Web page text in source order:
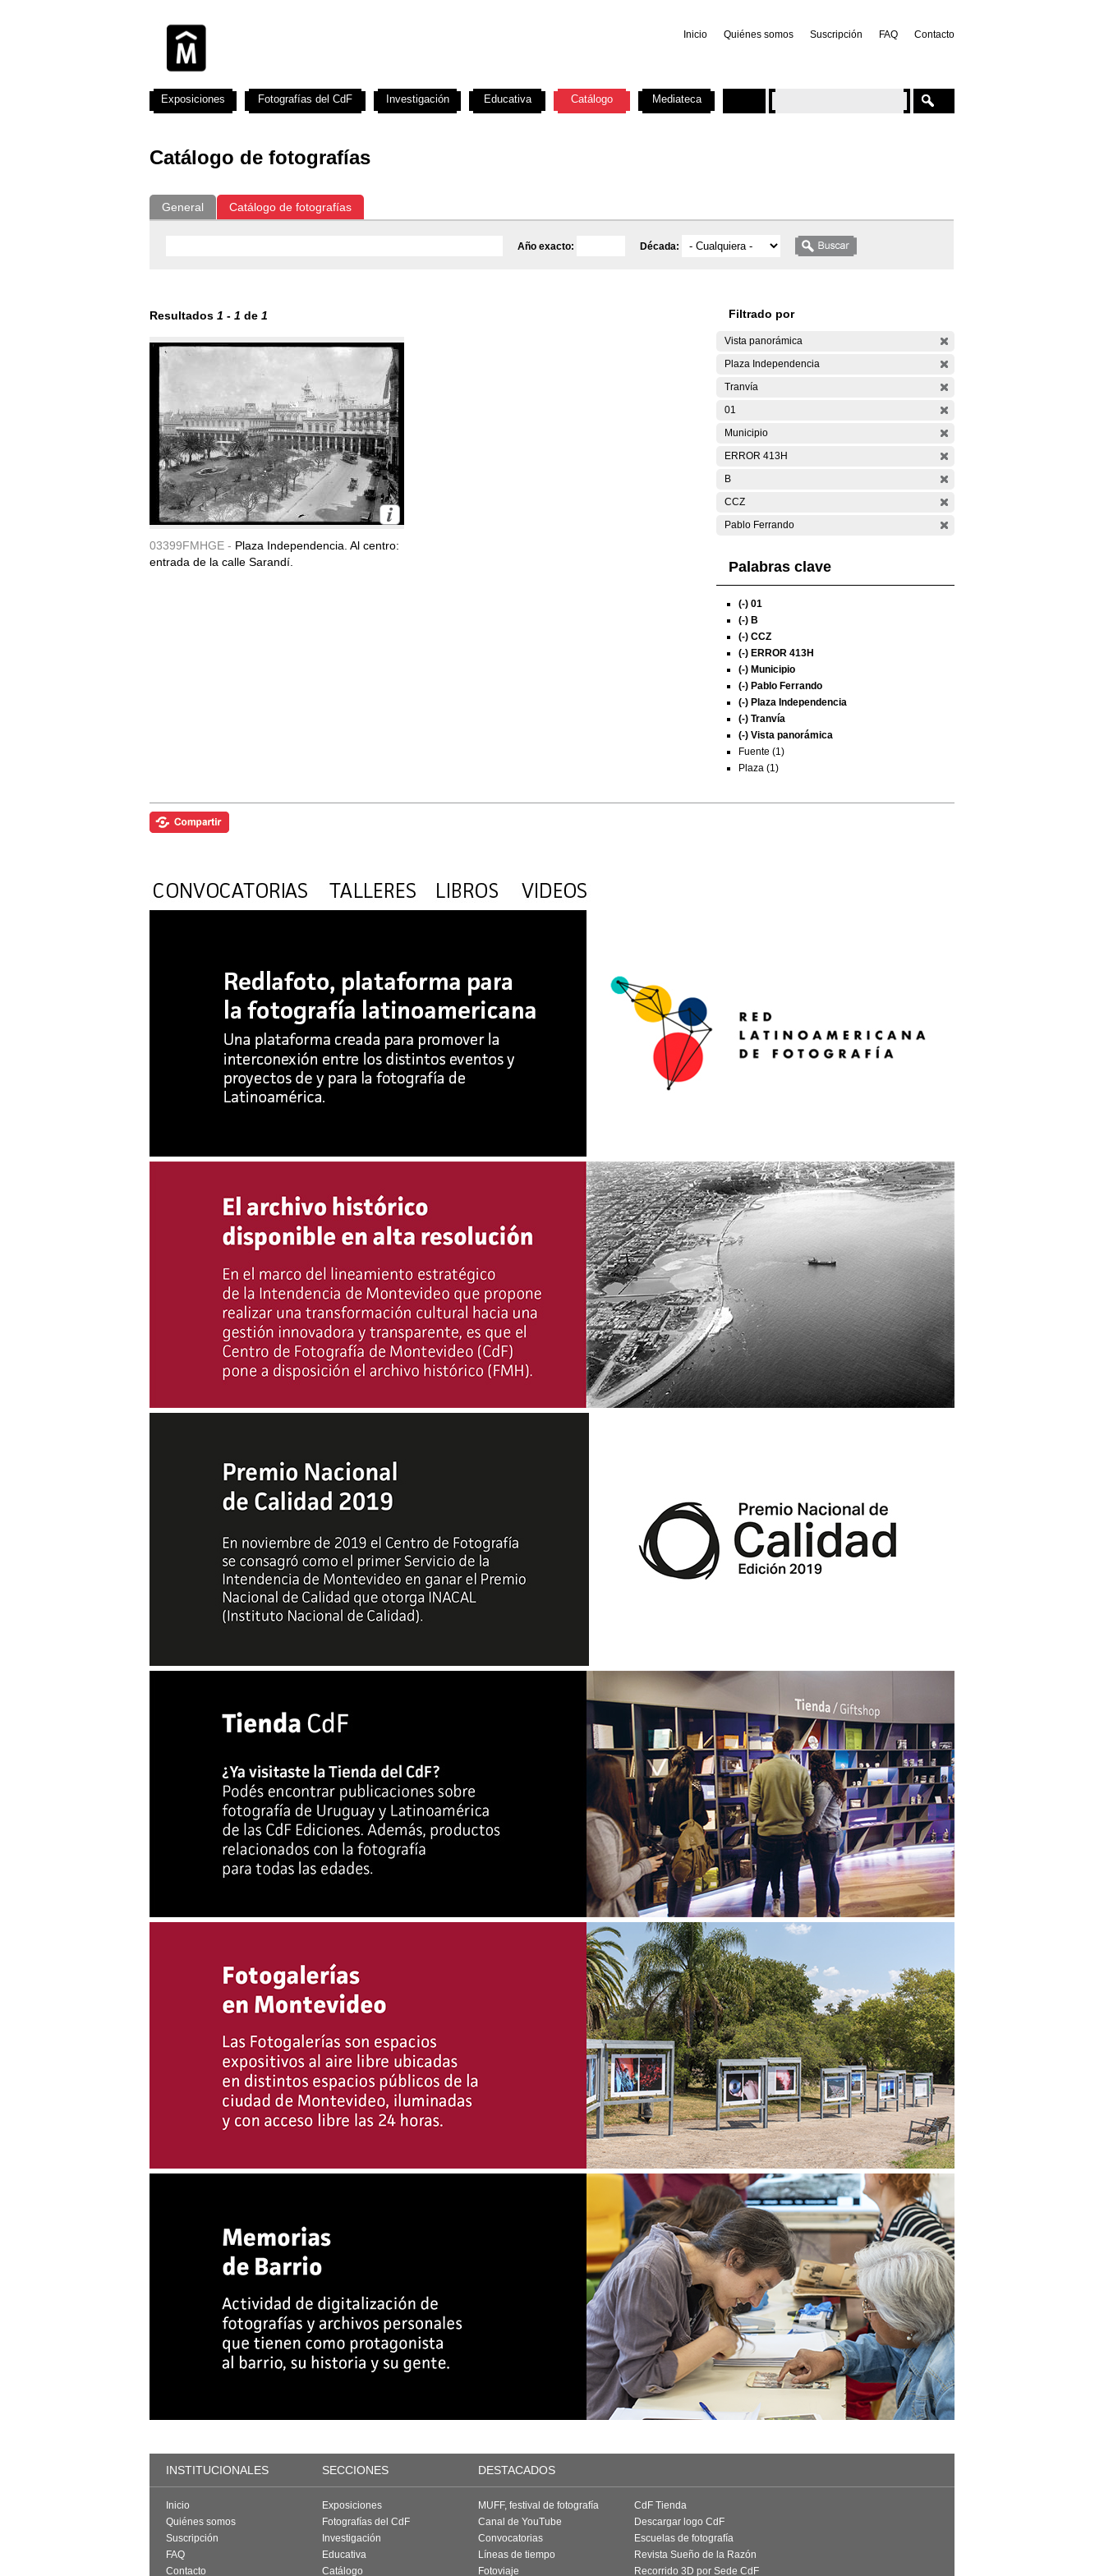
Inicio Quiénes somos Suscripción FAQ Contacto
Catálogo de fotografías
General Catálogo de fotografías
Año exacto: Década:
Resultados 1 - 1 de 1
03399FMHGE - Plaza Independencia. Al centro:
entrada de la calle Sarandí.
Filtrado por
Vista panorámica
Plaza Independencia
Tranvía
01
Municipio
ERROR 413H
B
CCZ
Pablo Ferrando
Palabras clave
(-) 01
(-) B
(-) CCZ
(-) ERROR 413H
(-) Municipio
(-) Pablo Ferrando
(-) Plaza Independencia
(-) Tranvía
(-) Vista panorámica
Fuente (1)
Plaza (1)
Exposiciones Fotografías del CdF Investigación Educativa Catálogo Mediateca
INSTITUCIONALES SECCIONES DESTACADOS
Inicio
Quiénes somos
Suscripción
FAQ
Contacto
Exposiciones
Fotografías del CdF
Investigación
Educativa
Catálogo
MUFF, festival de fotografía
Canal de YouTube
Convocatorias
Líneas de tiempo
Fotoviaje
CdF Tienda
Descargar logo CdF
Escuelas de fotografía
Revista Sueño de la Razón
Recorrido 3D por Sede CdF